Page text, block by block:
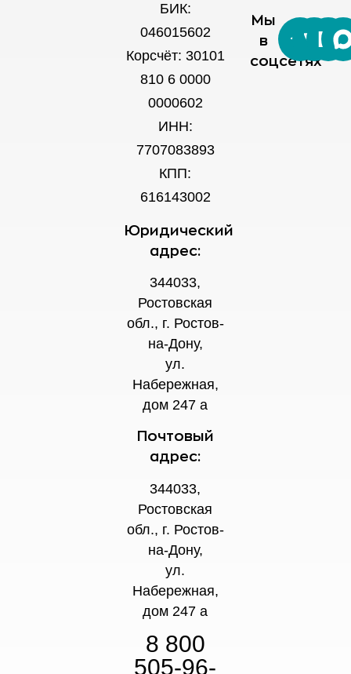
БИК:
046015602
Корсчёт: 30101
810 6 0000
0000602
ИНН:
7707083893
КПП:
616143002
Юридический
адрес:
344033,
Ростовская
обл., г. Ростов-
на-Дону,
ул.
Набережная,
дом 247 а
Почтовый
адрес:
344033,
Ростовская
обл., г. Ростов-
на-Дону,
ул.
Набережная,
дом 247 а
8 800
505-96-
Мы
в
соцсетях